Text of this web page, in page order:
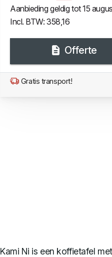
Aanbieding geldig tot 15
Incl. BTW: 358,16
Offerte
Gratis transport!
Kami Ni is een koffietafel